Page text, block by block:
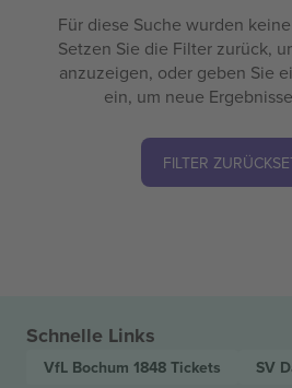
Für diese Suche wurden
Setzen Sie die Filter zurück,
anzuzeigen, oder geben Sie
ein, um neue
FILTER
Schnelle Links
VfL Bochum 1848 Tickets SV